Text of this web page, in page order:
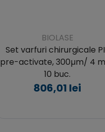
BIOLASE
Set varfuri chirurgicale
pre-activate, 300µm/ 4
10 buc.
806,01 lei